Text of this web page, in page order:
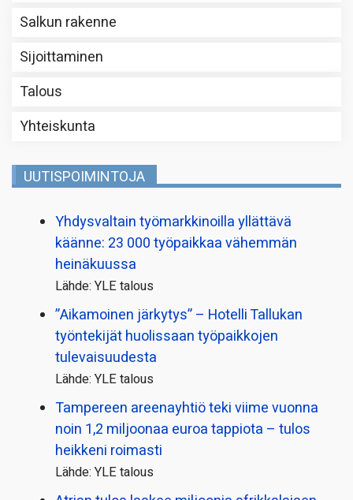
Salkun rakenne
Sijoittaminen
Talous
Yhteiskunta
UUTISPOIMINTOJA
Yhdysvaltain työmarkkinoilla yllättävä
käänne: 23 000 työpaikkaa vähemmän
heinäkuussa
Lähde: YLE talous
”Aikamoinen järkytys” – Hotelli Tallukan
työntekijät huolissaan työpaikkojen
tulevaisuudesta
Lähde: YLE talous
Tampereen areenayhtiö teki viime vuonna
noin 1,2 miljoonaa euroa tappiota – tulos
heikkeni roimasti
Lähde: YLE talous